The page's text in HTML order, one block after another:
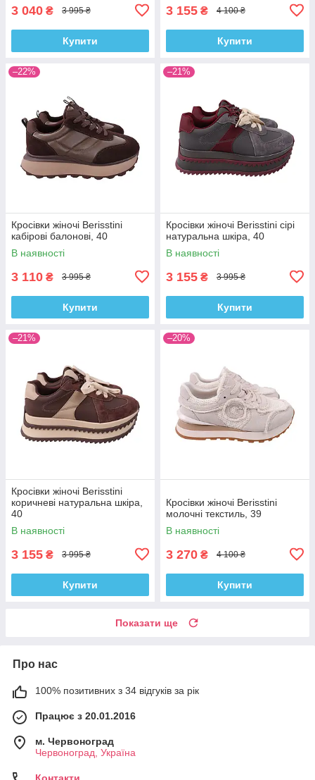
3 040 ₴ 3 995 ₴
Купити
3 155 ₴ 4 100 ₴
Купити
–22%
Кросівки жіночі Berisstini
кабірові балонові, 40
В наявності
3 110 ₴ 3 995 ₴
Купити
–21%
Кросівки жіночі Berisstini сірі
натуральна шкіра, 40
В наявності
3 155 ₴ 3 995 ₴
Купити
–21%
Кросівки жіночі Berisstini
коричневі натуральна шкіра,
40
В наявності
3 155 ₴ 3 995 ₴
Купити
–20%
Кросівки жіночі Berisstini
молочні текстиль, 39
В наявності
3 270 ₴ 4 100 ₴
Купити
Показати ще
Про нас
100% позитивних з 34 відгуків за рік
Працює з 20.01.2016
м. Червоноград
Червоноград, Україна